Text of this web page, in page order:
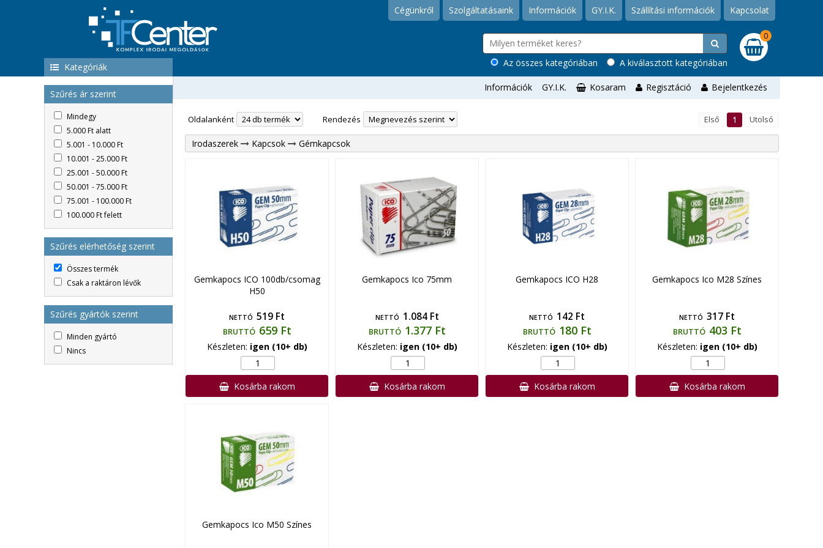
Cégünkről Szolgáltatásaink Információk GY.I.K. Szállítási információk Kapcsolat
A kiválasztott kategóriában
Az összes kategóriában
0
Kategóriák
Szűrés ár szerint
Mindegy
5.000 Ft alatt
5.001 - 10.000 Ft
10.001 - 25.000 Ft
25.001 - 50.000 Ft
50.001 - 75.000 Ft
75.001 - 100.000 Ft
100.000 Ft felett
Szűrés elérhetőség szerint
Összes termék
Csak a raktáron lévők
Szűrés gyártók szerint
Minden gyártó
Nincs
Információk GY.I.K. Kosaram Regisztáció Bejelentkezés
Oldalanként Rendezés Első 1 Utolsó
Irodaszerek Kapcsok Gémkapcsok
Gemkapocs ICO 100db/csomag
H50
NETTÓ 519 Ft
BRUTTÓ 659 Ft
Készleten: igen (10+ db)
Kosárba rakom
Gemkapocs Ico 75mm
NETTÓ 1.084 Ft
BRUTTÓ 1.377 Ft
Készleten: igen (10+ db)
Kosárba rakom
Gemkapocs ICO H28
NETTÓ 142 Ft
BRUTTÓ 180 Ft
Készleten: igen (10+ db)
Kosárba rakom
Gemkapocs Ico M28 Színes
NETTÓ 317 Ft
BRUTTÓ 403 Ft
Készleten: igen (10+ db)
Kosárba rakom
Gemkapocs Ico M50 Színes